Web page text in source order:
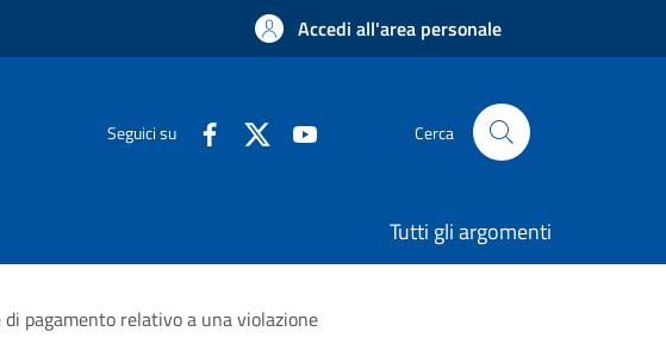
Accedi all'area personale
Seguici su Cerca
Tutti gli argomenti
pagamento relativo a una violazione